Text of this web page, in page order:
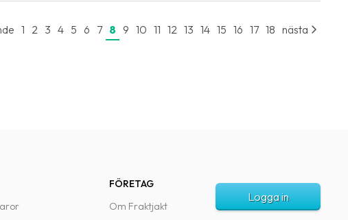
1 2 3 4 5 6 7 8 9 10 11 12 13 14 15 16 17 18 nästa
FÖRETAG
Om Fraktjakt
Logga in